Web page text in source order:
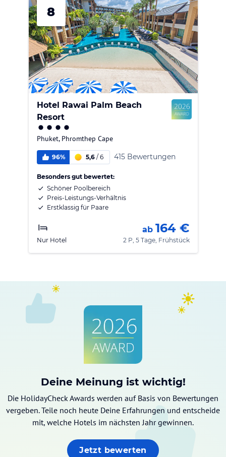
8
Hotel Rawai Palm Beach
Resort
Phuket, Phromthep Cape
96% 5,6/6 415 Bewertungen
Besonders gut bewertet:
Schöner Poolbereich
Preis-Leistungs-Verhältnis
Erstklassig für Paare
Nur Hotel
ab 164 €
2 P, 5 Tage, Frühstück
Deine Meinung ist wichtig!
Die HolidayCheck Awards werden auf Basis von Bewertungen
vergeben. Teile noch heute Deine Erfahrungen und entscheide
mit, welche Hotels im nächsten Jahr gewinnen.
Jetzt bewerten